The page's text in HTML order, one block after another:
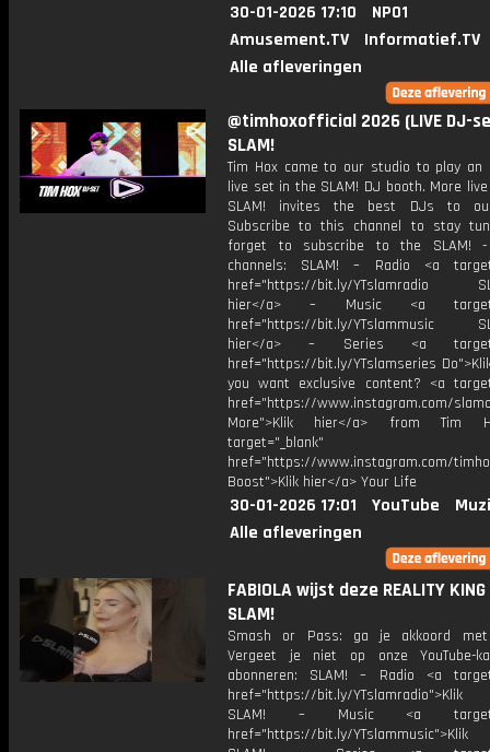
30-01-2026 17:10
NPO1
Amusement.TV
Informatief.TV
Alle afleveringen
@timhoxofficial 2026 (LIVE DJ-
SLAM!
Tim Hox came to our studio to play an
live set in the SLAM! DJ booth. More
SLAM! invites the best DJs to
Subscribe to this channel to stay
forget to subscribe to the SLAM! -
channels: SLAM! – Radio <a
href="https://bit.ly/YTslamradio
hier</a> – Music <a
href="https://bit.ly/YTslammusic
hier</a> – Series <a
href="https://bit.ly/YTslamseries
you want exclusive content? <a
href="https://www.instagram.com/
More">Klik hier</a> from Tim
target="_blank"
href="https://www.instagram.com/
Boost">Klik hier</a> Your Life
30-01-2026 17:01 YouTube
Alle afleveringen
FABIOLA wijst deze REALITY
SLAM!
Smash or Pass: ga je akkoord met
Vergeet je niet op onze YouTube-
abonneren: SLAM! – Radio <a
href="https://bit.ly/
SLAM! – Music <a
href="https://bit.ly/